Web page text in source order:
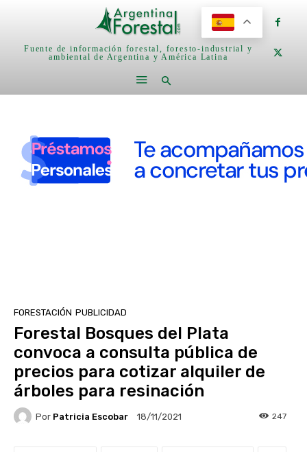
Fuente de información forestal, foresto-industrial y
ambiental de Argentina y América Latina
FORESTACIÓN PUBLICIDAD
Forestal Bosques del Plata
convoca a consulta pública de
precios para cotizar alquiler de
árboles para resinación
Por Patricia Escobar 18/11/2021 247